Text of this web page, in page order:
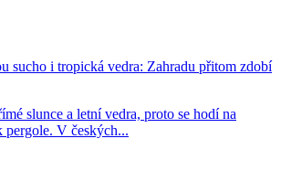
sucho i tropická vedra: Zahradu přitom zdobí
slunce a letní vedra, proto se hodí na
pergole. V českých...